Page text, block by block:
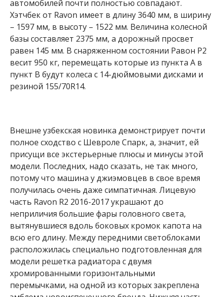
автомобилей почти полностью совпадают.
Хэтчбек от Ravon имеет в длину 3640 мм, в ширину
– 1597 мм, в высоту – 1522 мм. Величина колесной
базы составляет 2375 мм, а дорожный просвет
равен 145 мм. В снаряженном состоянии Равон Р2
весит 950 кг, перемещать которые из пункта A в
пункт B будут колеса с 14-дюймовыми дисками и
резиной 155/70R14.
Внешне узбекская новинка демонстрирует почти
полное сходство с Шевроле Спарк, а, значит, ей
присущи все экстерьерные плюсы и минусы этой
модели. Последних, надо сказать, не так много,
потому что машина у джиэмовцев в свое время
получилась очень даже симпатичная. Лицевую
часть Ravon R2 2016-2017 украшают до
неприличия большие фары головного света,
вытянувшиеся вдоль боковых кромок капота на
всю его длину. Между передними светоблоками
расположилась специально подготовленная для
модели решетка радиатора с двумя
хромированными горизонтальными
перемычками, на одной из которых закреплена